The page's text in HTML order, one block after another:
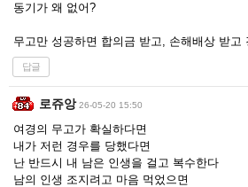
동기가 왜 없어?
무고만 성공하면 합의금 받고, 손해배상 받고
답글
로쥬앙 26-05-20 15:50
여경의 무고가 확실하다면
내가 저런 경우를 당했다면
난 반드시 내 남은 인생을 걸고 복수한다
남의 인생 조지려고 마음 먹었으면